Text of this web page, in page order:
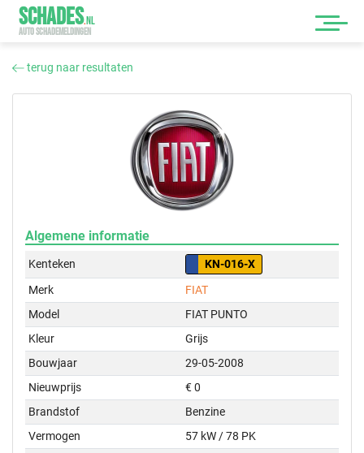
SCHADES.NL
AUTO SCHADEMELDINGEN
terug naar resultaten
Algemene informatie
Kenteken
KN-016-X
Merk
FIAT
Model
FIAT PUNTO
Kleur
Grijs
Bouwjaar
29-05-2008
Nieuwprijs
€ 0
Brandstof
Benzine
Vermogen
57 kW / 78 PK